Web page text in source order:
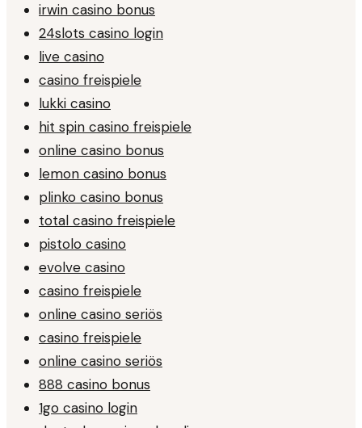
irwin casino bonus
24slots casino login
live casino
casino freispiele
lukki casino
hit spin casino freispiele
online casino bonus
lemon casino bonus
plinko casino bonus
total casino freispiele
pistolo casino
evolve casino
casino freispiele
online casino seriös
casino freispiele
online casino seriös
888 casino bonus
1go casino login